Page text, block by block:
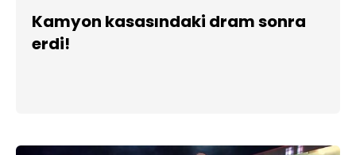
Kamyon kasasındaki dram sonra
erdi!